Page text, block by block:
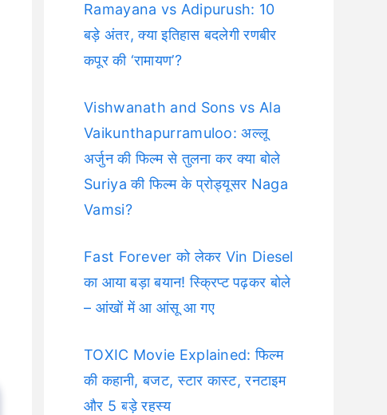
Ramayana vs Adipurush: 10
बड़े अंतर, क्या इतिहास बदलेगी रणबीर
कपूर की ‘रामायण’?
Vishwanath and Sons vs Ala
Vaikunthapurramuloo: अल्लू
अर्जुन की फिल्म से तुलना कर क्या बोले
Suriya की फिल्म के प्रोड्यूसर Naga
Vamsi?
Fast Forever को लेकर Vin Diesel
का आया बड़ा बयान! स्क्रिप्ट पढ़कर बोले
– आंखों में आ आंसू आ गए
TOXIC Movie Explained: फिल्म
की कहानी, बजट, स्टार कास्ट, रनटाइम
और 5 बड़े रहस्य